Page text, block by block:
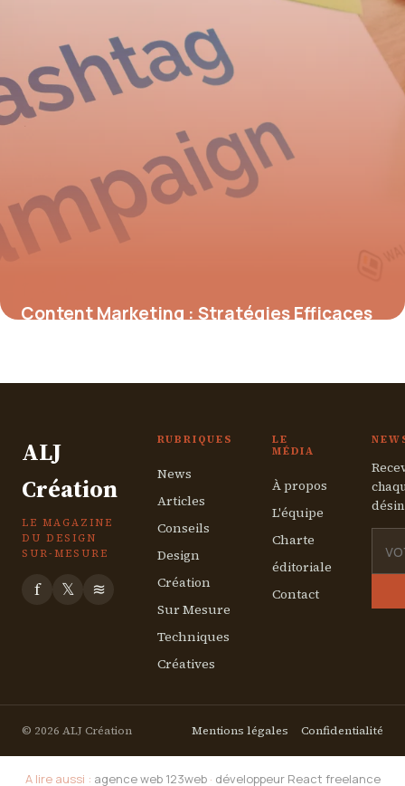
Content Marketing : Stratégies Efficaces
ALJ
Création
LE MAGAZINE
DU DESIGN
SUR-MESURE
f 𝕏 ≋
RUBRIQUES
News
Articles
Conseils
Design
Création
Sur Mesure
Techniques
Créatives
LE
MÉDIA
À propos
L'équipe
Charte
éditoriale
Contact
© 2026 ALJ Création Mentions légales Confidentialité
A lire aussi : agence web 123web· développeur React freelance